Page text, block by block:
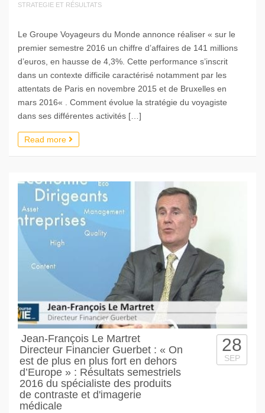
STRATEGIE ET RÉSULTATS
Le Groupe Voyageurs du Monde annonce réaliser « sur le
premier semestre 2016 un chiffre d’affaires de 141 millions
d’euros, en hausse de 4,3%. Cette performance s’inscrit
dans un contexte difficile caractérisé notamment par les
attentats de Paris en novembre 2015 et de Bruxelles en
mars 2016« . Comment évolue la stratégie du voyagiste
dans ses différentes activités […]
Read more
Jean-François Le Martret
Directeur Financier Guerbet : « On
est de plus en plus fort en dehors
d’Europe » : Résultats semestriels
2016 du spécialiste des produits
de contraste et d'imagerie
médicale
28
SEP